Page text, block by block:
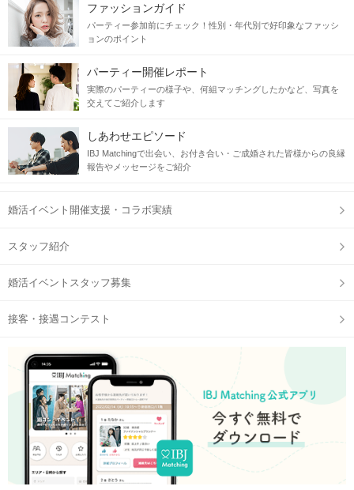
******************************
まずは気軽に友達作りからでも♪
＼ ／
＃新宿 #食べ飲み #講師付き ＃貸切
✓ LINE交換自由！仲良くなったらそのまま2次会も◎
*₊都内唯一！大好評！₊*
ファッションガイド
パーティー参加前にチェック！性別・年代別で好印象なファッシ
ョンのポイント
パーティー開催レポート
実際のパーティーの様子や、何組マッチングしたかなど、写真を
交えてご紹介します
しあわせエピソード
IBJ Matchingで出会い、お付き合い・ご成婚された皆様からの良縁
報告やメッセージをご紹介
婚活イベント開催支援・コラボ実績
スタッフ紹介
婚活イベントスタッフ募集
接客・接遇コンテスト